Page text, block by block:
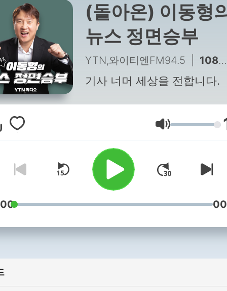
(돌아온) 이동형
뉴스 정면승부
YTN,와이티엔FM94.5 10885 - 김남근 "'주택 수 → 가액' 부동산 세제 개편, 똘똘한 한 채 경계하기 위해 나온 것"
기사 너머 세상을 전합니다.
음량